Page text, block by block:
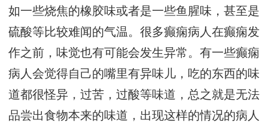
如一些烧焦的橡胶味或者是一些鱼腥味，甚至是
硫酸等比较难闻的气温。很多癫痫病人在癫痫发
作之前，味觉也有可能会发生异常。有一些癫痫
病人会觉得自己的嘴里有异味儿，吃的东西的味
道都很怪异，过苦，过酸等味道，总之就是无法
品尝出食物本来的味道，出现这样的情况的病人